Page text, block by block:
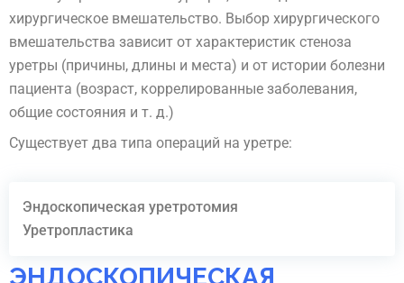
хирургическое вмешательство. Выбор хирургического
вмешательства зависит от характеристик стеноза
уретры (причины, длины и места) и от истории болезни
пациента (возраст, коррелированные заболевания,
общие состояния и т. д.)
Существует два типа операций на уретре:
Эндоскопическая уретротомия
Уретропластика
ЭНДОСКОПИЧЕСКАЯ